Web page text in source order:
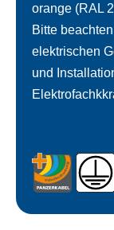
orange (RAL
Bitte
elektrischen
und